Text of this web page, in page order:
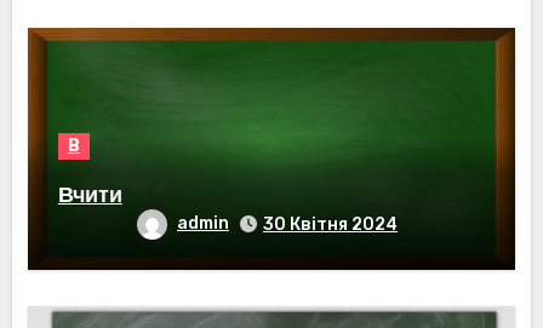
В
Вчити
admin 30 Квітня 2024